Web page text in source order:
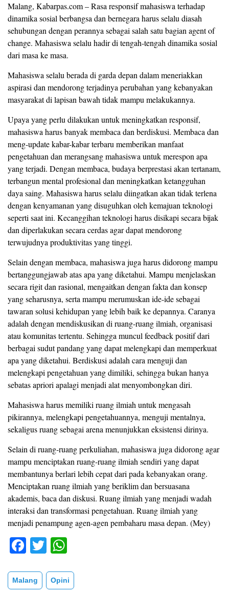
Malang, Kabarpas.com – Rasa responsif mahasiswa terhadap
dinamika sosial berbangsa dan bernegara harus selalu diasah
sehubungan dengan perannya sebagai salah satu bagian agent of
change. Mahasiswa selalu hadir di tengah-tengah dinamika sosial
dari masa ke masa.
Mahasiswa selalu berada di garda depan dalam meneriakkan
aspirasi dan mendorong terjadinya perubahan yang kebanyakan
masyarakat di lapisan bawah tidak mampu melakukannya.
Upaya yang perlu dilakukan untuk meningkatkan responsif,
mahasiswa harus banyak membaca dan berdiskusi. Membaca dan
meng-update kabar-kabar terbaru memberikan manfaat
pengetahuan dan merangsang mahasiswa untuk merespon apa
yang terjadi. Dengan membaca, budaya berprestasi akan tertanam,
terbangun mental profesional dan meningkatkan ketangguhan
daya saing. Mahasiswa harus selalu diingatkan akan tidak terlena
dengan kenyamanan yang disuguhkan oleh kemajuan teknologi
seperti saat ini. Kecanggihan teknologi harus disikapi secara bijak
dan diperlakukan secara cerdas agar dapat mendorong
terwujudnya produktivitas yang tinggi.
Selain dengan membaca, mahasiswa juga harus didorong mampu
bertanggungjawab atas apa yang diketahui. Mampu menjelaskan
secara rigit dan rasional, mengaitkan dengan fakta dan konsep
yang seharusnya, serta mampu merumuskan ide-ide sebagai
tawaran solusi kehidupan yang lebih baik ke depannya. Caranya
adalah dengan mendiskusikan di ruang-ruang ilmiah, organisasi
atau komunitas tertentu. Sehingga muncul feedback positif dari
berbagai sudut pandang yang dapat melengkapi dan memperkuat
apa yang diketahui. Berdiskusi adalah cara menguji dan
melengkapi pengetahuan yang dimiliki, sehingga bukan hanya
sebatas apriori apalagi menjadi alat menyombongkan diri.
Mahasiswa harus memiliki ruang ilmiah untuk mengasah
pikirannya, melengkapi pengetahuannya, menguji mentalnya,
sekaligus ruang sebagai arena menunjukkan eksistensi dirinya.
Selain di ruang-ruang perkuliahan, mahasiswa juga didorong agar
mampu menciptakan ruang-ruang ilmiah sendiri yang dapat
membantunya berlari lebih cepat dari pada kebanyakan orang.
Menciptakan ruang ilmiah yang beriklim dan bersuasana
akademis, baca dan diskusi. Ruang ilmiah yang menjadi wadah
interaksi dan transformasi pengetahuan. Ruang ilmiah yang
menjadi penampung agen-agen pembaharu masa depan. (Mey)
F
c
T
tt
at
Malang Opini